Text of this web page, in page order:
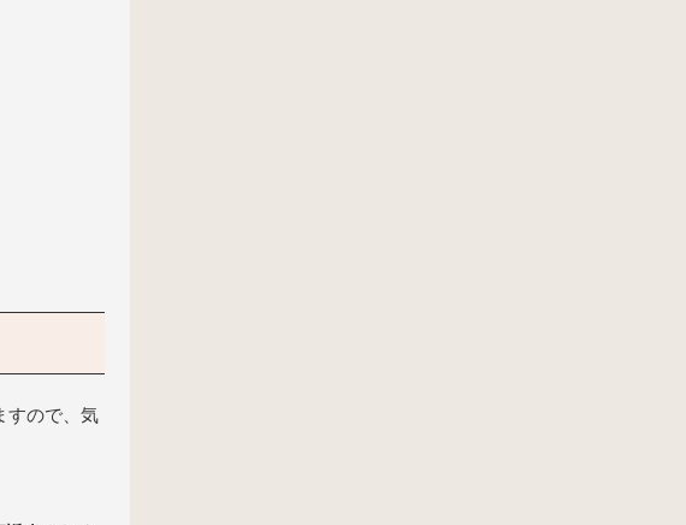
すので、気